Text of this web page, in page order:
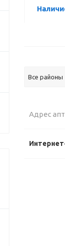
Все районы
Адрес